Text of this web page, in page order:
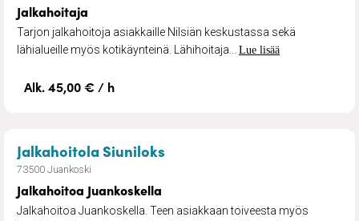
Jalkahoitaja
Tarjon jalkahoitoja asiakkaille Nilsiän keskustassa sekä
lähialueille myös kotikäynteinä. Lähihoitaja... Lue lisää
Alk. 45,00 € / h
Jalkahoitola Siuniloks
73500 Juankoski
Jalkahoitoa Juankoskella
Jalkahoitoa Juankoskella. Teen asiakkaan toiveesta myös